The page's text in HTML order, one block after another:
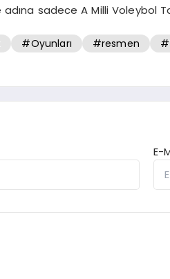
adına sadece A Milli Voleybol
#Oyunları #resmen
E-